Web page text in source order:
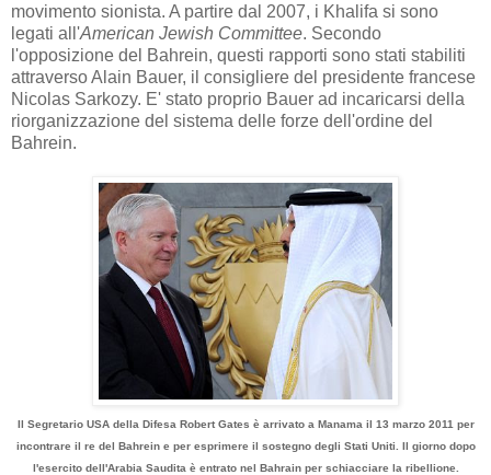
movimento sionista. A partire dal 2007, i Khalifa si sono
legati all'American Jewish Committee. Secondo
l'opposizione del Bahrein, questi rapporti sono stati stabiliti
attraverso Alain Bauer, il consigliere del presidente francese
Nicolas Sarkozy. E' stato proprio Bauer ad incaricarsi della
riorganizzazione del sistema delle forze dell'ordine del
Bahrein.
Il Segretario USA della Difesa Robert Gates è arrivato a Manama il 13 marzo 2011 per
incontrare il re del Bahrein e per esprimere il sostegno degli Stati Uniti Il giorno dopo
l'esercito dell'Arabia Saudita è entrato nel Bahrain per schiacciare la ribellione